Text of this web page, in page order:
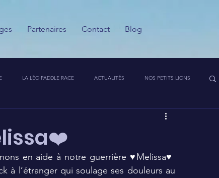
Partenaires Contact Blog
LA LÉO PADDLE RACE ACTUALITÉS NOS PETITS LIONS
en aide à notre guerrière ♥️Melissa♥️
à l’étranger qui soulage ses douleurs au